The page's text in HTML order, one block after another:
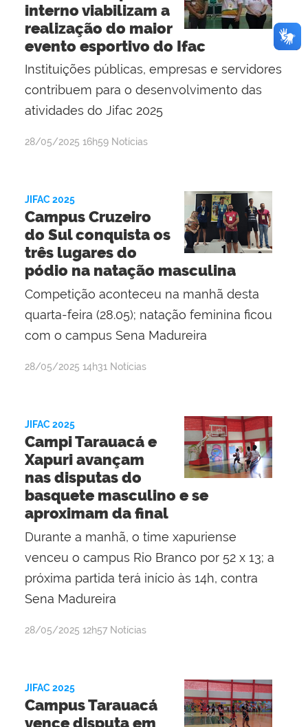
interno viabilizam a
realização do maior
evento esportivo do Ifac
Instituições públicas, empresas e servidores
contribuem para o desenvolvimento das
atividades do Jifac 2025
por
publicado
28/05/2025 16h59 Notícias
JIFAC 2025
Campus Cruzeiro
do Sul conquista os
três lugares do
pódio na natação masculina
Competição aconteceu na manhã desta
quarta-feira (28.05); natação feminina ficou
com o campus Sena Madureira
por
publicado
28/05/2025 14h31 Notícias
JIFAC 2025
Campi Tarauacá e
Xapuri avançam
nas disputas do
basquete masculino e se
aproximam da final
Durante a manhã, o time xapuriense
venceu o campus Rio Branco por 52 x 13; a
próxima partida terá início às 14h, contra
Sena Madureira
por
publicado
28/05/2025 12h57 Notícias
JIFAC 2025
Campus Tarauacá
vence disputa em